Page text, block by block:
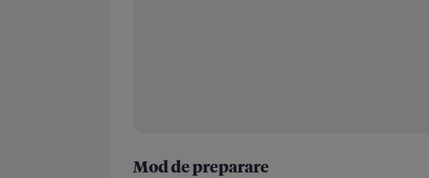
Mod de preparare